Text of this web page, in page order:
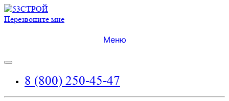
Перезвоните мне
Меню
8 (800) 250-45-47